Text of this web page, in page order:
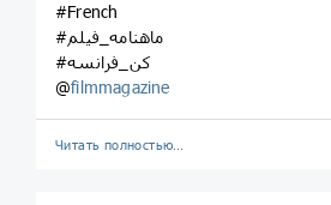
#French
#ماهنامه_فیلم
#کن_فرانسه
@filmmagazine
Читать полностью…